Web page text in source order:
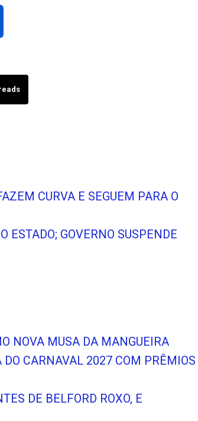
CURVA E SEGUEM PARA O
GOVERNO SUSPENDE
NOVA MUSA DA MANGUEIRA
CARNAVAL 2027 COM PRÊMIOS
DE BELFORD ROXO, E